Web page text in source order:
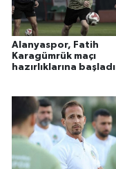
Alanyaspor, Fatih
Karagümrük maçı
hazırlıklarına başladı